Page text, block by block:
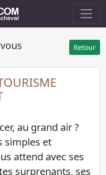
Retour
au grand air ?
simples et
attend avec ses
surprenants, ses